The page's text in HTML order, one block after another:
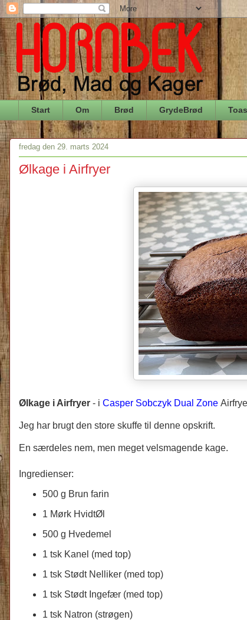
Start Om Brød GrydeBrød
fredag den 29. marts 2024
Ølkage i Airfryer
Ølkage i Airfryer - i Casper Sobczyk Dual Zone
Jeg har brugt den store skuffe til denne opskrift.
En særdeles nem, men meget velsmagende kage.
Ingredienser:
500 g Brun farin
1 Mørk HvidtØl
500 g Hvedemel
1 tsk Kanel (med top)
1 tsk Stødt Nelliker (med top)
1 tsk Stødt Ingefær (med top)
1 tsk Natron (strøgen)